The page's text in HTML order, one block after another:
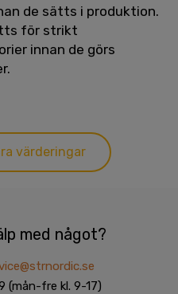
de sätts i produktion.
för strikt
innan de görs
värderingar
med något?
(mån-fre kl. 9-17)